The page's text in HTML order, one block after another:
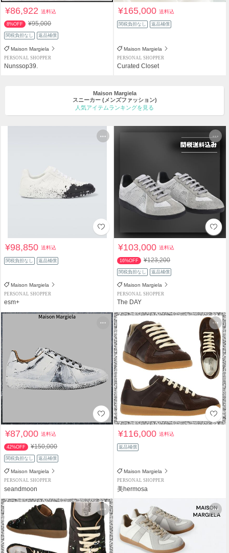
¥86,922送料込
8%OFF ¥95,000
関税負担なし 返品補償
Maison Margiela
PERSONAL SHOPPER
Nunssop39.
¥165,000送料込
関税負担なし 返品補償
Maison Margiela
PERSONAL SHOPPER
Curated Closet
Maison Margiela
スニーカー (メンズファッション)
人気アイテムランキングを見る
¥98,850送料込
関税負担なし 返品補償
Maison Margiela
PERSONAL SHOPPER
esm+
¥103,000送料込
16%OFF ¥123,200
関税負担なし 返品補償
Maison Margiela
PERSONAL SHOPPER
The DAY
¥87,000送料込
42%OFF ¥150,000
関税負担なし 返品補償
Maison Margiela
PERSONAL SHOPPER
seandmoon
¥116,000送料込
返品補償
Maison Margiela
PERSONAL SHOPPER
美hermosa